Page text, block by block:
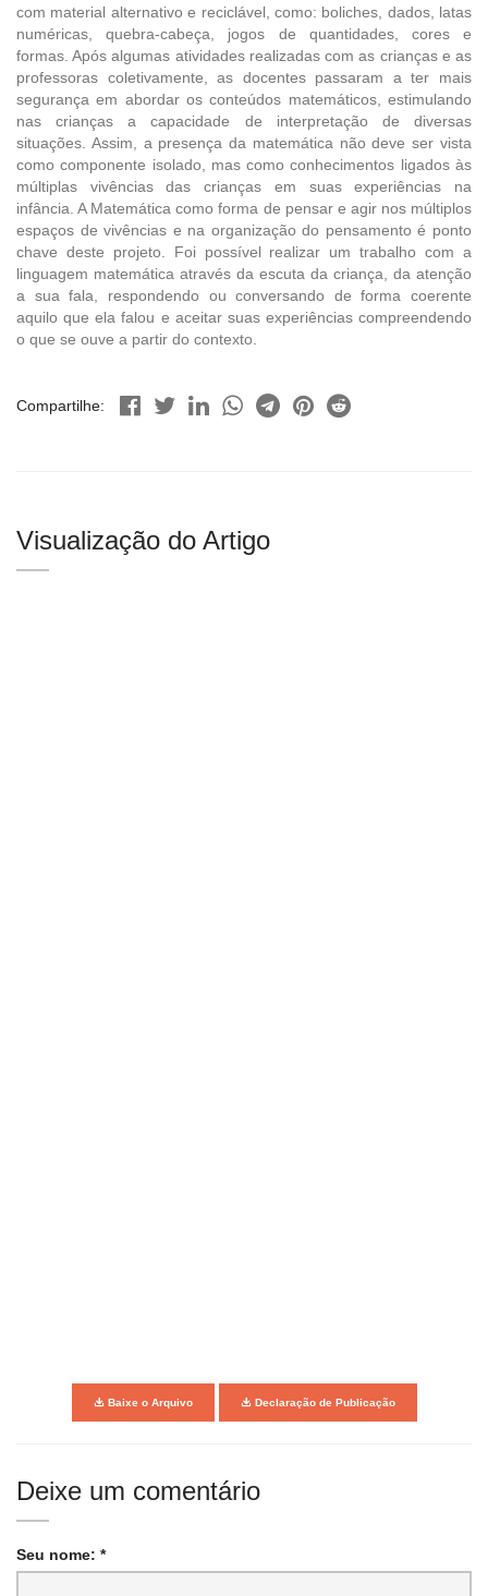
com material alternativo e reciclável, como: boliches, dados, latas
numéricas, quebra-cabeça, jogos de quantidades, cores e
formas. Após algumas atividades realizadas com as crianças e as
professoras coletivamente, as docentes passaram a ter mais
segurança em abordar os conteúdos matemáticos, estimulando
nas crianças a capacidade de interpretação de diversas
situações. Assim, a presença da matemática não deve ser vista
como componente isolado, mas como conhecimentos ligados às
múltiplas vivências das crianças em suas experiências na
infância. A Matemática como forma de pensar e agir nos múltiplos
espaços de vivências e na organização do pensamento é ponto
chave deste projeto. Foi possível realizar um trabalho com a
linguagem matemática através da escuta da criança, da atenção
a sua fala, respondendo ou conversando de forma coerente
aquilo que ela falou e aceitar suas experiências compreendendo
o que se ouve a partir do contexto.
Compartilhe:
Visualização do Artigo
Baixe o Arquivo Declaração de Publicação
Deixe um comentário
Seu nome: *